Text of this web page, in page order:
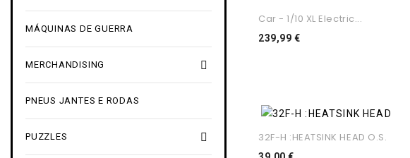
MÁQUINAS DE GUERRA

MERCHANDISING
PNEUS JANTES E RODAS

PUZZLES
Car - 1/10 XL Electric...
239,99 €Preço
32F-H :HEATSINK HEAD O.S.